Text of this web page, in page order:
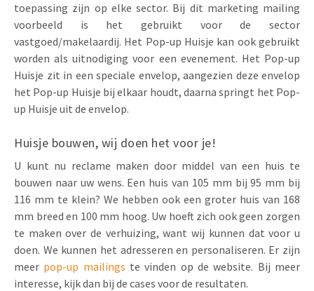
toepassing zijn op elke sector. Bij dit marketing mailing
voorbeeld is het gebruikt voor de sector
vastgoed/makelaardij. Het Pop-up Huisje kan ook gebruikt
worden als uitnodiging voor een evenement. Het Pop-up
Huisje zit in een speciale envelop, aangezien deze envelop
het Pop-up Huisje bij elkaar houdt, daarna springt het Pop-
up Huisje uit de envelop.
Huisje bouwen, wij doen het voor je!
U kunt nu reclame maken door middel van een huis te
bouwen naar uw wens. Een huis van 105 mm bij 95 mm bij
116 mm te klein? We hebben ook een groter huis van 168
mm breed en 100 mm hoog. Uw hoeft zich ook geen zorgen
te maken over de verhuizing, want wij kunnen dat voor u
doen. We kunnen het adresseren en personaliseren. Er zijn
meer pop-up mailings te vinden op de website. Bij meer
interesse, kijk dan bij de cases voor de resultaten.